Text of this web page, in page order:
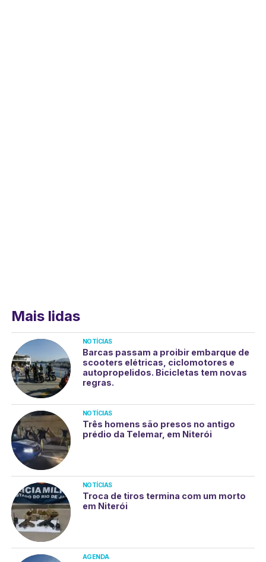
Mais lidas
NOTÍCIAS
Barcas passam a proibir embarque de
scooters elétricas, ciclomotores e
autopropelidos. Bicicletas tem novas
regras.
NOTÍCIAS
Três homens são presos no antigo
prédio da Telemar, em Niterói
NOTÍCIAS
Troca de tiros termina com um morto
em Niterói
AGENDA